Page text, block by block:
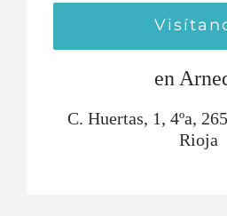
en
C. Huertas, 1, 4ºa,
Rioja